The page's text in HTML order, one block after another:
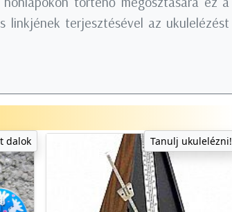
linkjének terjesztésével az ukulelézést
dalok Tanulj ukulelézni!